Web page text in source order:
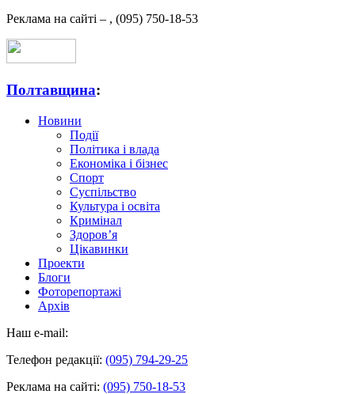
Реклама на сайті – , (095) 750-18-53
Полтавщина:
Новини
Події
Політика і влада
Економіка і бізнес
Спорт
Суспільство
Культура і освіта
Кримінал
Здоров’я
Цікавинки
Проекти
Блоги
Фоторепортажі
Архів
Наш e-mail:
Телефон редакції: (095) 794-29-25
Реклама на сайті: (095) 750-18-53